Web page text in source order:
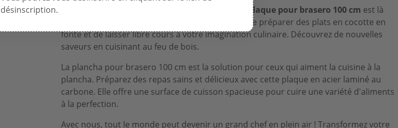
plaque pour brasero 100 cm est là
pour vous. Elle vous permet de cuisiner au wok, de préparer des plats en cocotte en
fonte et de laisser libre cours à votre imagination culinaire. Découvrez de nouvelles
saveurs en cuisinant au feu de bois.
La plancha pour brasero 100 cm est la solution pour ceux qui aiment la cuisine à la
plancha. Préparez des repas sains et délicieux avec cette plaque en acier laminé au
carbone. Elle offre une surface de cuisson spacieuse pour cuire une variété d'aliments
à la perfection.
Avec nous, tout le monde peut devenir un grand chef en plein air ! Transformez votre
désinscription.